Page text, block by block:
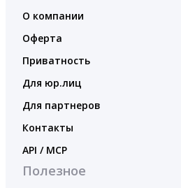
О компании
Оферта
Приватность
Для юр.лиц
Для партнеров
Контакты
API / MCP
Полезное